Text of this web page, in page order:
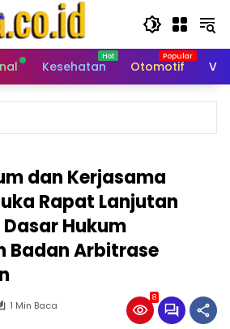
Kesehatan Otomotif
dan Kerjasama
Rapat Lanjutan
Hukum
Badan Arbitrase
1 Min Baca
8